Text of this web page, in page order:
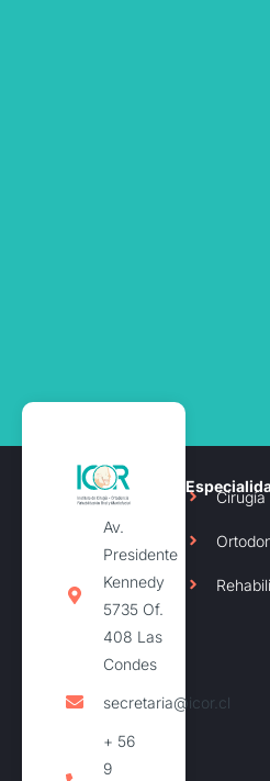
Av.
Presidente
Kennedy
5735 Of.
408 Las
Condes
secretaria@icor.cl
+ 56
9
Cirugía